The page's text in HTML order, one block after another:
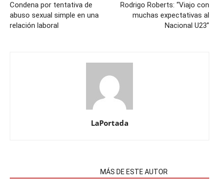
Condena por tentativa de
abuso sexual simple en una
relación laboral
Rodrigo Roberts: “Viajo con
muchas expectativas al
Nacional U23”
LaPortada
MÁS DE ESTE AUTOR